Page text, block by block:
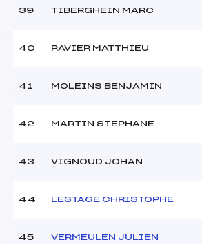
39 TIBERGHEIN MARC
40 RAVIER MATTHIEU
41 MOLEINS BENJAMIN
42 MARTIN STEPHANE
43 VIGNOUD JOHAN
44 LESTAGE CHRISTOPHE
45 VERMEULEN JULIEN